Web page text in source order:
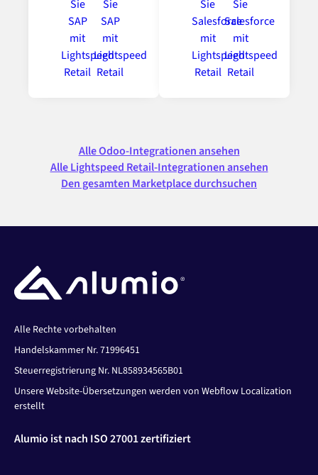
Alle Odoo-Integrationen ansehen
Alle Lightspeed Retail-Integrationen ansehen
Den gesamten Marketplace durchsuchen
Alle Rechte vorbehalten
Handelskammer Nr. 71996451
Steuerregistrierung Nr. NL858934565B01
Unsere Website-Übersetzungen werden von Webflow Localization
erstellt
Alumio ist nach ISO 27001 zertifiziert